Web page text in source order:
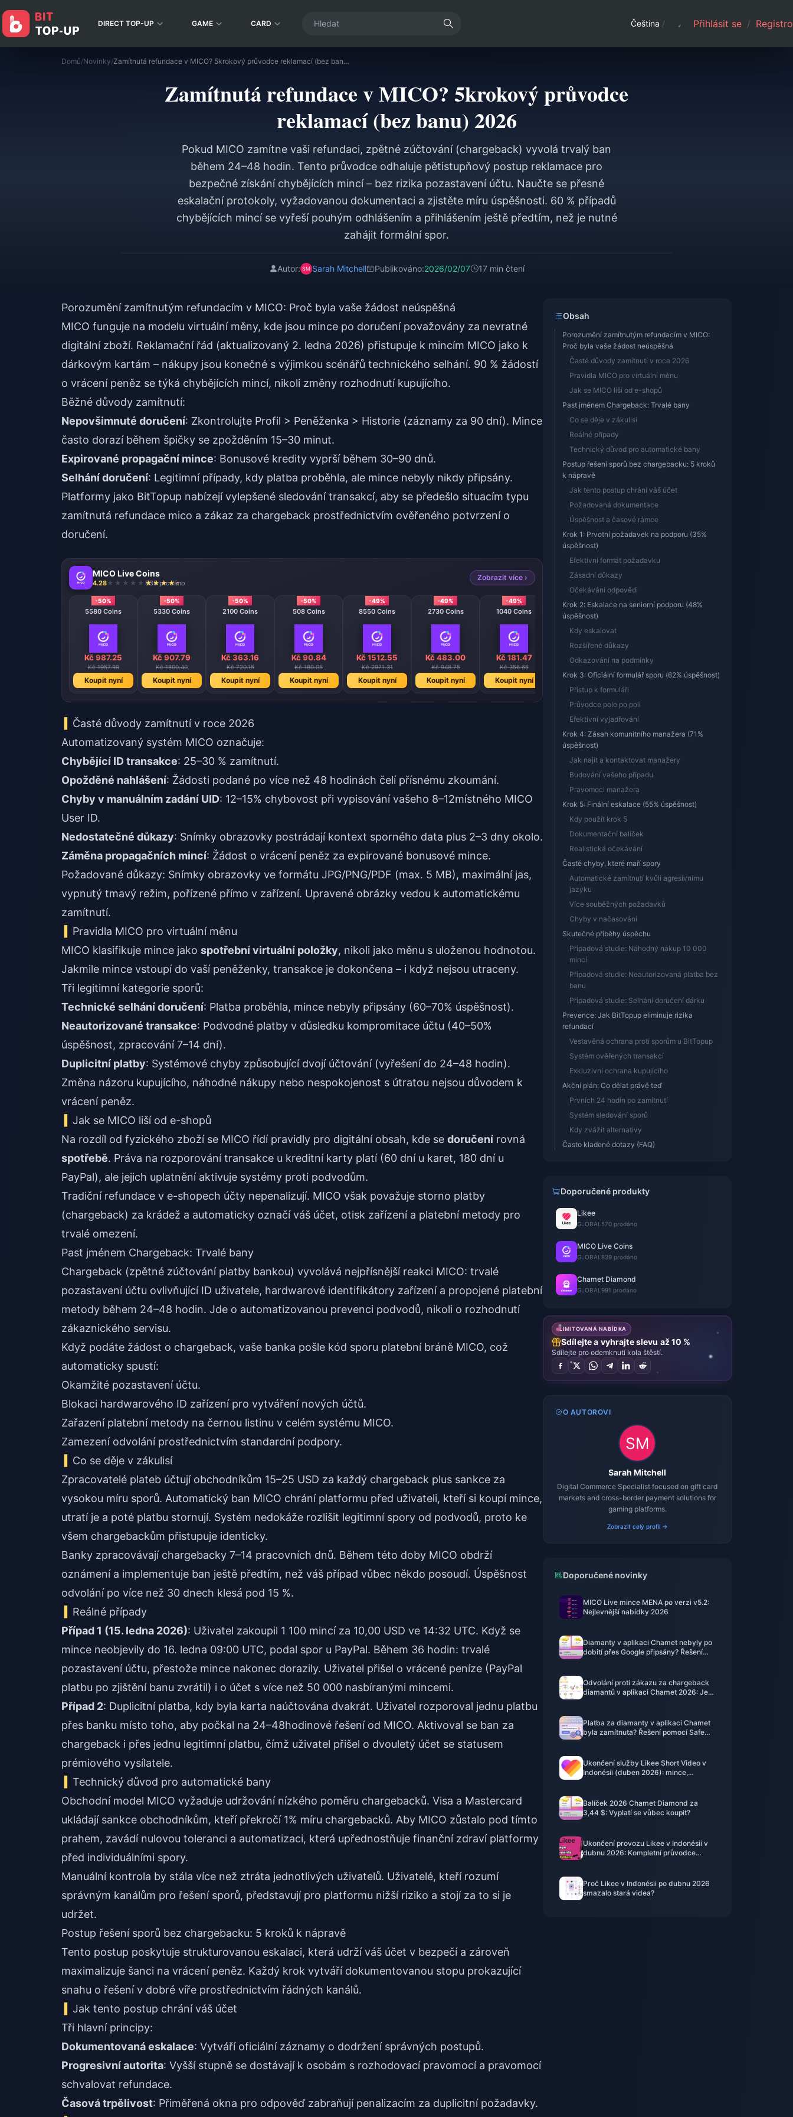
DIRECT TOP-UP GAME CARD Čeština / Přihlásit se /
Domů/Novinky/ Zamítnutá refundace v MICO? 5krokový průvodce reklamací (bez banu) 2026
Zamítnutá refundace v MICO? 5krokový průvodce
reklamací (bez banu) 2026
Pokud MICO zamítne vaši refundaci, zpětné zúčtování (chargeback) vyvolá trvalý ban
během 24–48 hodin. Tento průvodce odhaluje pětistupňový postup reklamace pro
bezpečné získání chybějících mincí – bez rizika pozastavení účtu. Naučte se přesné
eskalační protokoly, vyžadovanou dokumentaci a zjistěte míru úspěšnosti. 60 % případů
chybějících mincí se vyřeší pouhým odhlášením a přihlášením ještě předtím, než je nutné
zahájit formální spor.
Autor: Sarah Mitchell Publikováno:2026/02/07 17 min čtení
Porozumění zamítnutým refundacím v MICO: Proč byla vaše žádost neúspěšná
MICO funguje na modelu virtuální měny, kde jsou mince po doručení považovány za nevratné
digitální zboží. Reklamační řád (aktualizovaný 2. ledna 2026) přistupuje k mincím MICO jako k
dárkovým kartám – nákupy jsou konečné s výjimkou scénářů technického selhání. 90 % žádostí
o vrácení peněz se týká chybějících mincí, nikoli změny rozhodnutí kupujícího.
Běžné důvody zamítnutí:
Nepovšimnuté doručení: Zkontrolujte Profil > Peněženka > Historie (záznamy za 90 dní). Mince
často dorazí během špičky se zpožděním 15–30 minut.
Expirované propagační mince: Bonusové kredity vyprší během 30–90 dnů.
Selhání doručení: Legitimní případy, kdy platba proběhla, ale mince nebyly nikdy připsány.
Platformy jako BitTopup nabízejí vylepšené sledování transakcí, aby se předešlo situacím typu
zamítnutá refundace mico a zákaz za chargeback prostřednictvím ověřeného potvrzení o
doručení.
MICO Live Coins
4.28 839 prodáno
Zobrazit více ›
-50%
5580 Coins
Kč 987.25
Kč 1957.99
Koupit nyní
-50%
5330 Coins
Kč 907.79
Kč 1800.40
Koupit nyní
-50%
2100 Coins
Kč 363.16
Kč 720.15
Koupit nyní
-50%
508 Coins
Kč 90.84
Kč 180.05
Koupit nyní
-49%
8550 Coins
Kč 1512.55
Kč 2971.31
Koupit nyní
-49%
2730 Coins
Kč 483.00
Kč 948.75
Koupit nyní
-49%
1040 Coins
Kč 181.47
Kč 356.65
Koupit nyní
-14%
445 Coins
Kč 78.82
Koupit nyní
-13%
100 Coins
Kč 18.25
Kč 20.98
Koupit nyní
Časté důvody zamítnutí v roce 2026
Automatizovaný systém MICO označuje:
Chybějící ID transakce: 25–30 % zamítnutí.
Opožděné nahlášení: Žádosti podané po více než 48 hodinách čelí přísnému zkoumání.
Chyby v manuálním zadání UID: 12–15% chybovost při vypisování vašeho 8–12místného MICO
User ID.
Nedostatečné důkazy: Snímky obrazovky postrádají kontext sporného data plus 2–3 dny okolo.
Záměna propagačních mincí: Žádost o vrácení peněz za expirované bonusové mince.
Požadované důkazy: Snímky obrazovky ve formátu JPG/PNG/PDF (max. 5 MB), maximální jas,
vypnutý tmavý režim, pořízené přímo v zařízení. Upravené obrázky vedou k automatickému
zamítnutí.
Pravidla MICO pro virtuální měnu
MICO klasifikuje mince jako spotřební virtuální položky, nikoli jako měnu s uloženou hodnotou.
Jakmile mince vstoupí do vaší peněženky, transakce je dokončena – i když nejsou utraceny.
Tři legitimní kategorie sporů:
Technické selhání doručení: Platba proběhla, mince nebyly připsány (60–70% úspěšnost).
Neautorizované transakce: Podvodné platby v důsledku kompromitace účtu (40–50%
úspěšnost, zpracování 7–14 dní).
Duplicitní platby: Systémové chyby způsobující dvojí účtování (vyřešení do 24–48 hodin).
Změna názoru kupujícího, náhodné nákupy nebo nespokojenost s útratou nejsou důvodem k
vrácení peněz.
Jak se MICO liší od e-shopů
Na rozdíl od fyzického zboží se MICO řídí pravidly pro digitální obsah, kde se doručení rovná
spotřebě. Práva na rozporování transakce u kreditní karty platí (60 dní u karet, 180 dní u
PayPal), ale jejich uplatnění aktivuje systémy proti podvodům.
Tradiční refundace v e-shopech účty nepenalizují. MICO však považuje storno platby
(chargeback) za krádež a automaticky označí váš účet, otisk zařízení a platební metody pro
trvalé omezení.
Past jménem Chargeback: Trvalé bany
Chargeback (zpětné zúčtování platby bankou) vyvolává nejpřísnější reakci MICO: trvalé
pozastavení účtu ovlivňující ID uživatele, hardwarové identifikátory zařízení a propojené platební
metody během 24–48 hodin. Jde o automatizovanou prevenci podvodů, nikoli o rozhodnutí
zákaznického servisu.
Když podáte žádost o chargeback, vaše banka pošle kód sporu platební bráně MICO, což
automaticky spustí:
Okamžité pozastavení účtu.
Blokaci hardwarového ID zařízení pro vytváření nových účtů.
Zařazení platební metody na černou listinu v celém systému MICO.
Zamezení odvolání prostřednictvím standardní podpory.
Co se děje v zákulisí
Zpracovatelé plateb účtují obchodníkům 15–25 USD za každý chargeback plus sankce za
vysokou míru sporů. Automatický ban MICO chrání platformu před uživateli, kteří si koupí mince,
utratí je a poté platbu stornují. Systém nedokáže rozlišit legitimní spory od podvodů, proto ke
všem chargebackům přistupuje identicky.
Banky zpracovávají chargebacky 7–14 pracovních dnů. Během této doby MICO obdrží
oznámení a implementuje ban ještě předtím, než váš případ vůbec někdo posoudí. Úspěšnost
odvolání po více než 30 dnech klesá pod 15 %.
Reálné případy
Případ 1 (15. ledna 2026): Uživatel zakoupil 1 100 mincí za 10,00 USD ve 14:32 UTC. Když se
mince neobjevily do 16. ledna 09:00 UTC, podal spor u PayPal. Během 36 hodin: trvalé
pozastavení účtu, přestože mince nakonec dorazily. Uživatel přišel o vrácené peníze (PayPal
platbu po zjištění banu zvrátil) i o účet s více než 50 000 nasbíranými mincemi.
Případ 2: Duplicitní platba, kdy byla karta naúčtována dvakrát. Uživatel rozporoval jednu platbu
přes banku místo toho, aby počkal na 24–48hodinové řešení od MICO. Aktivoval se ban za
chargeback i přes jednu legitimní platbu, čímž uživatel přišel o dvouletý účet se statusem
prémiového vysílatele.
Technický důvod pro automatické bany
Obchodní model MICO vyžaduje udržování nízkého poměru chargebacků. Visa a Mastercard
ukládají sankce obchodníkům, kteří překročí 1% míru chargebacků. Aby MICO zůstalo pod tímto
prahem, zavádí nulovou toleranci a automatizaci, která upřednostňuje finanční zdraví platformy
před individuálními spory.
Manuální kontrola by stála více než ztráta jednotlivých uživatelů. Uživatelé, kteří rozumí
správným kanálům pro řešení sporů, představují pro platformu nižší riziko a stojí za to si je
udržet.
Postup řešení sporů bez chargebacku: 5 kroků k nápravě
Tento postup poskytuje strukturovanou eskalaci, která udrží váš účet v bezpečí a zároveň
maximalizuje šanci na vrácení peněz. Každý krok vytváří dokumentovanou stopu prokazující
snahu o řešení v dobré víře prostřednictvím řádných kanálů.
Jak tento postup chrání váš účet
Tři hlavní principy:
Dokumentovaná eskalace: Vytváří oficiální záznamy o dodržení správných postupů.
Progresivní autorita: Vyšší stupně se dostávají k osobám s rozhodovací pravomocí a pravomocí
schvalovat refundace.
Časová trpělivost: Přiměřená okna pro odpověď zabraňují penalizacím za duplicitní požadavky.
Obsah
Porozumění zamítnutým refundacím v MICO:
Proč byla vaše žádost neúspěšná
Časté důvody zamítnutí v roce 2026
Pravidla MICO pro virtuální měnu
Jak se MICO liší od e-shopů
Past jménem Chargeback: Trvalé bany
Co se děje v zákulisí
Reálné případy
Technický důvod pro automatické bany
Postup řešení sporů bez chargebacku: 5 kroků
k nápravě
Jak tento postup chrání váš účet
Požadovaná dokumentace
Úspěšnost a časové rámce
Krok 1: Prvotní požadavek na podporu (35%
úspěšnost)
Efektivní formát požadavku
Zásadní důkazy
Očekávání odpovědi
Krok 2: Eskalace na seniorní podporu (48%
úspěšnost)
Kdy eskalovat
Rozšířené důkazy
Odkazování na podmínky
Krok 3: Oficiální formulář sporu (62% úspěšnost)
Přístup k formuláři
Průvodce pole po poli
Efektivní vyjadřování
Krok 4: Zásah komunitního manažera (71%
úspěšnost)
Jak najít a kontaktovat manažery
Budování vašeho případu
Pravomoci manažera
Krok 5: Finální eskalace (55% úspěšnost)
Kdy použít krok 5
Dokumentační balíček
Realistická očekávání
Časté chyby, které maří spory
Automatické zamítnutí kvůli agresivnímu
jazyku
Více souběžných požadavků
Chyby v načasování
Skutečné příběhy úspěchu
Případová studie: Náhodný nákup 10 000
mincí
Případová studie: Neautorizovaná platba bez
banu
Případová studie: Selhání doručení dárku
Prevence: Jak BitTopup eliminuje rizika
refundací
Vestavěná ochrana proti sporům u BitTopup
Systém ověřených transakcí
Exkluzivní ochrana kupujícího
Akční plán: Co dělat právě teď
Prvních 24 hodin po zamítnutí
Systém sledování sporů
Kdy zvážit alternativy
Často kladené dotazy (FAQ)
Doporučené produkty
Likee
GLOBAL 570 prodáno
MICO Live Coins
GLOBAL 839 prodáno
Chamet Diamond
GLOBAL 991 prodáno
LIMITOVANÁ NABÍDKA
Sdílejte a vyhrajte slevu až 10 %
Sdílejte pro odemknutí kola štěstí.
O AUTOROVI
Sarah Mitchell
Digital Commerce Specialist focused on gift card
markets and cross-border payment solutions for
gaming platforms.
Zobrazit celý profil →
Doporučené novinky
MICO Live mince MENA po verzi v5.2:
Nejlevnější nabídky 2026
Diamanty v aplikaci Chamet nebyly po
dobití přes Google připsány? Řešení
Odvolání proti zákazu za chargeback
diamantů v aplikaci Chamet 2026: Je
Platba za diamanty v aplikaci Chamet
byla zamítnuta? Řešení pomocí Safe
Ukončení služby Likee Short Video v
Indonésii (duben 2026): mince,
Balíček 2026 Chamet Diamond za
3,44 $: Vyplatí se vůbec koupit?
Ukončení provozu Likee v Indonésii v
dubnu 2026: Kompletní průvodce
Proč Likee v Indonésii po dubnu 2026
smazalo stará videa?